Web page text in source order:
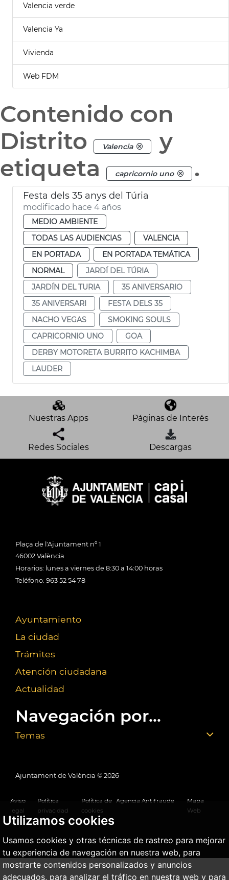
Utilizamos cookies
Usamos cookies y otras técnicas de rastreo para mejorar
tu experiencia de navegación en nuestra web, para
mostrarte contenidos personalizados y anuncios
adecuados, para analizar el tráfico en nuestra web y para
Valencia verde
Valencia Ya
Vivienda
Web FDM
Contenido con
Distrito
Valencia
y
etiqueta
capricornio uno .
Festa dels 35 anys del Túria
modificado hace 4 años
MEDIO AMBIENTE
TODAS LAS AUDIENCIAS
VALENCIA
EN PORTADA
EN PORTADA TEMÁTICA
NORMAL
JARDÍ DEL TÚRIA
JARDÍN DEL TURIA
35 ANIVERSARIO
35 ANIVERSARI
FESTA DELS 35
NACHO VEGAS
SMOKING SOULS
CAPRICORNIO UNO
GOA
DERBY MOTORETA BURRITO KACHIMBA
LAUDER
Nuestras Apps Páginas de Interés
Redes Sociales Descargas
Plaça de l'Ajuntament nº 1
46002 València
Horarios: lunes a viernes de 8:30 a 14:00 horas
Teléfono: 963 52 54 78
Ayuntamiento
La ciudad
Trámites
Atención ciudadana
Actualidad
Navegación por...
Temas
Ajuntament de València © 2026
Aviso
legal
Política
privacidad
Política de
cookies
Agencia Antifraude
Mapa
Web